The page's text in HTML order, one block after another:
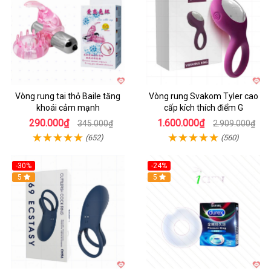
Vòng rung tai thỏ Baile tăng
khoái cảm mạnh
290.000₫ 345.000₫
(652)
Vòng rung Svakom Tyler cao
cấp kích thích điểm G
1.600.000₫ 2.909.000₫
(560)
-30%
Hot
5
-24%
5